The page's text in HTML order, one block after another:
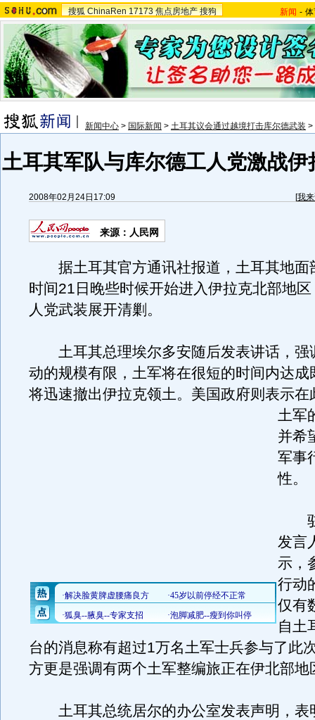
搜狐 ChinaRen 17173 焦点房地产 搜狗 新闻 -
新闻中心 > 国际新闻 > 土耳其议会通过越境打击库尔德武装 >
土耳其军队与库尔德工人党激战伊
2008年02月24日17:09 [我
来源：人民网
据土耳其官方通讯社报道，土耳其地面
时间21日晚些时候开始进入伊拉克北部地
人党武装展开清剿。
土耳其总理埃尔多安随后发表讲话，强
动的规模有限，土军将在很短的时间内达成
将迅速撤出伊拉克领土。 美国政府则表示在
土军
并希
军事
性。
驻
发言
示，
行动
仅有
自土
台的消息称有超过1万名土军士兵参与了此
方更是强调有两个土军整编旅正在伊北部地
土耳其总统居尔的办公室发表声明，表